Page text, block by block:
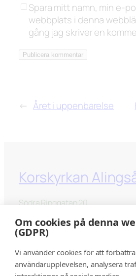
Spara mitt namn, min e-
webbplats i denna
gång jag skriver en
← Året i uppenbarelse
Korskyrkan
Södra Ringgatan 20
kontakt@korskyrkanalingsås.se
Facebook
Om cookies på denna
(GDPR)
Vi använder cookies för att förbättra
användarupplevelsen, analysera